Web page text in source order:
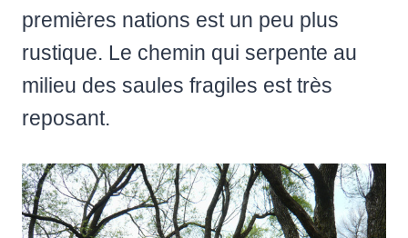
premières nations est un peu plus
rustique. Le chemin qui serpente au
milieu des saules fragiles est très
reposant.